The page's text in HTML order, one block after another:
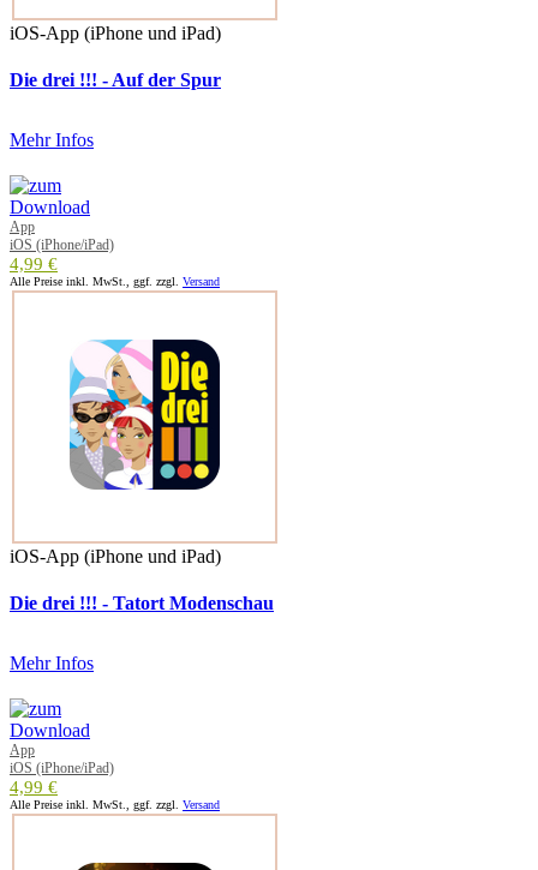
iOS-App (iPhone und iPad)
Die drei !!! - Auf der Spur
Mehr Infos
App
iOS (iPhone/iPad)
4,99 €
Alle Preise inkl. MwSt., ggf. zzgl. Versand
iOS-App (iPhone und iPad)
Die drei !!! - Tatort Modenschau
Mehr Infos
App
iOS (iPhone/iPad)
4,99 €
Alle Preise inkl. MwSt., ggf. zzgl. Versand